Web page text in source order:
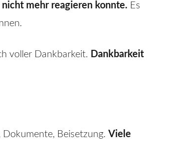
mehr reagieren konnte. Es
voller Dankbarkeit. Dankbarkeit
Beisetzung. Viele